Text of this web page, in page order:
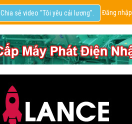
Đăng nhập
Chia sẻ video "Tôi yêu cải lương".